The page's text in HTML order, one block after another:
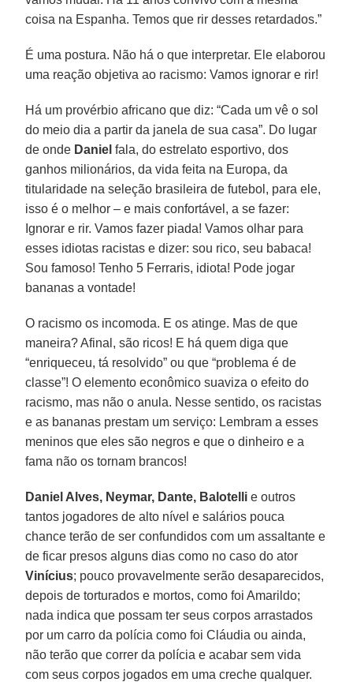
coisa na Espanha. Temos que rir desses retardados.”
É uma postura. Não há o que interpretar. Ele elaborou
uma reação objetiva ao racismo: Vamos ignorar e rir!
Há um provérbio africano que diz: “Cada um vê o sol
do meio dia a partir da janela de sua casa”. Do lugar
de onde Daniel fala, do estrelato esportivo, dos
ganhos milionários, da vida feita na Europa, da
titularidade na seleção brasileira de futebol, para ele,
isso é o melhor – e mais confortável, a se fazer:
Ignorar e rir. Vamos fazer piada! Vamos olhar para
esses idiotas racistas e dizer: sou rico, seu babaca!
Sou famoso! Tenho 5 Ferraris, idiota! Pode jogar
bananas a vontade!
O racismo os incomoda. E os atinge. Mas de que
maneira? Afinal, são ricos! E há quem diga que
“enriqueceu, tá resolvido” ou que “problema é de
classe”! O elemento econômico suaviza o efeito do
racismo, mas não o anula. Nesse sentido, os racistas
e as bananas prestam um serviço: Lembram a esses
meninos que eles são negros e que o dinheiro e a
fama não os tornam brancos!
Daniel Alves, Neymar, Dante, Balotelli e outros
tantos jogadores de alto nível e salários pouca
chance terão de ser confundidos com um assaltante e
de ficar presos alguns dias como no caso do ator
Vinícius; pouco provavelmente serão desaparecidos,
depois de torturados e mortos, como foi Amarildo;
nada indica que possam ter seus corpos arrastados
por um carro da polícia como foi Cláudia ou ainda,
não terão que correr da polícia e acabar sem vida
com seus corpos jogados em uma creche qualquer.